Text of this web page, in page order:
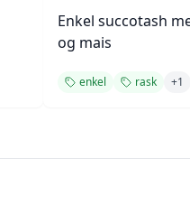
Enkel succotash
og mais
enkel rask +1